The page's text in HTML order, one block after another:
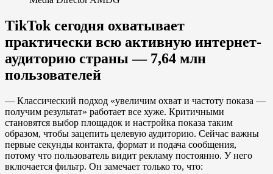
TikTok сегодня охватывает
практически всю активную интернет-
аудиторию страны — 7,64 млн
пользователей
— Классический подход «увеличим охват и частоту показа —
получим результат» работает все хуже. Критичными
становятся выбор площадок и настройка показа таким
образом, чтобы зацепить целевую аудиторию. Сейчас важны
первые секунды контакта, формат и подача сообщения,
потому что пользователь видит рекламу постоянно. У него
включается фильтр. Он замечает только то, что: